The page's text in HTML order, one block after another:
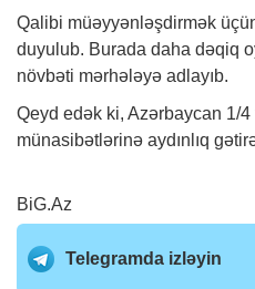
Qalibi müəyyənləşdirmək
duyulub. Burada daha dəqiq
növbəti mərhələyə adlayıb.
Qeyd edək ki, Azərbaycan 1/
münasibətlərinə aydınlıq
BiG.Az
Telegramda izləyin